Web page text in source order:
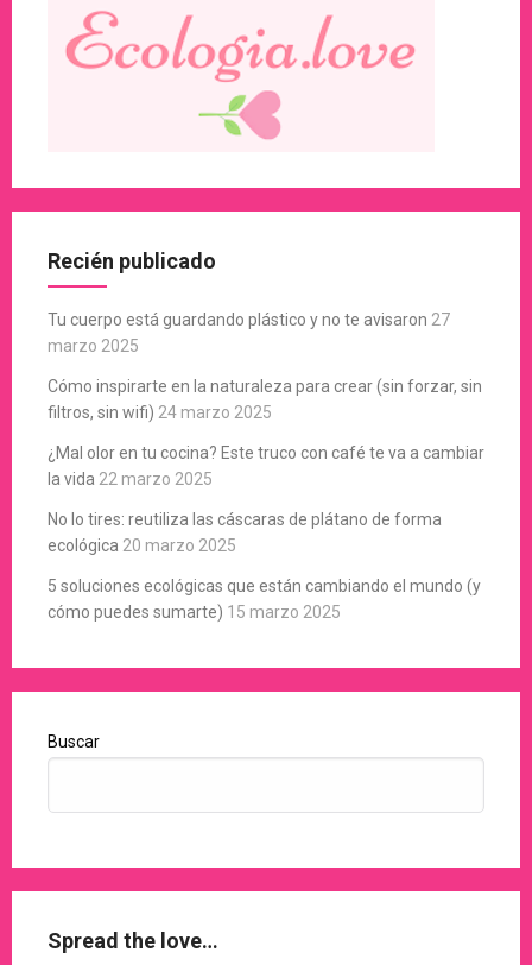
Recién publicado
Tu cuerpo está guardando plástico y no te avisaron 27
marzo 2025
Cómo inspirarte en la naturaleza para crear (sin forzar, sin
filtros, sin wifi) 24 marzo 2025
¿Mal olor en tu cocina? Este truco con café te va a cambiar
la vida 22 marzo 2025
No lo tires: reutiliza las cáscaras de plátano de forma
ecológica 20 marzo 2025
5 soluciones ecológicas que están cambiando el mundo (y
cómo puedes sumarte) 15 marzo 2025
Buscar
Spread the love…